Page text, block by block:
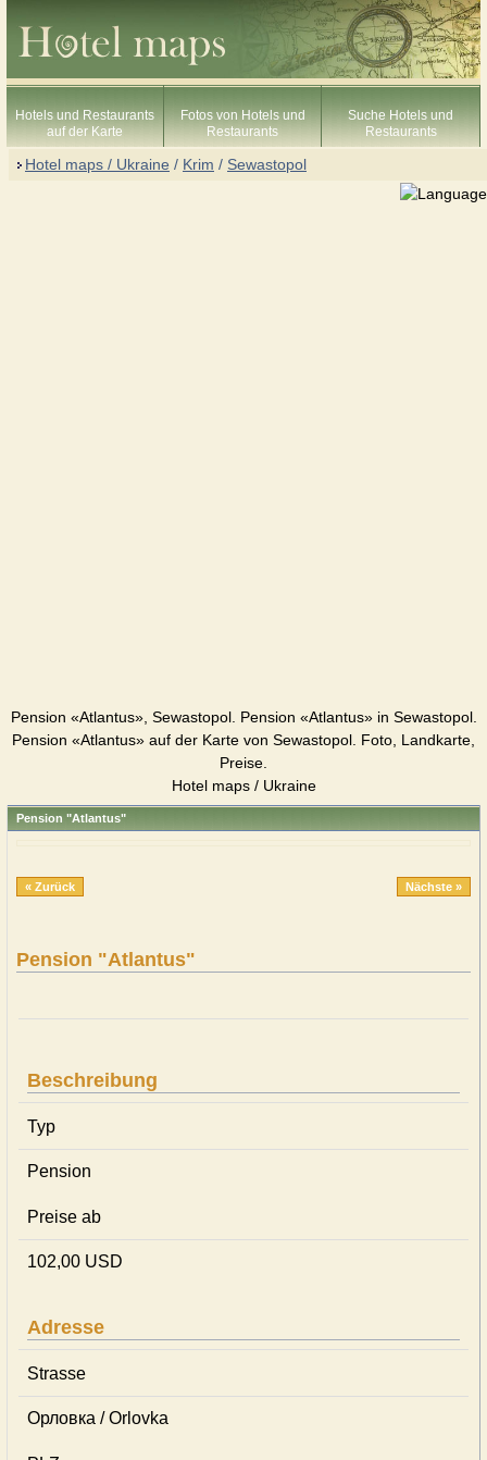
Hotels und Restaurants
auf der Karte
Fotos von Hotels und
Restaurants
Suche Hotels und
Restaurants
Hotel maps / Ukraine / Krim / Sewastopol
Pension «Atlantus», Sewastopol. Pension «Atlantus» in Sewastopol.
Pension «Atlantus» auf der Karte von Sewastopol. Foto, Landkarte,
Preise.
Hotel maps / Ukraine
Pension "Atlantus"
« Zurück Nächste »
Pension "Atlantus"
Beschreibung
Typ
Pension
Preise ab
102,00 USD
Adresse
Strasse
Орловка / Orlovka